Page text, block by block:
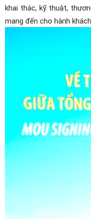
khai thác, kỹ thuật,
mang đến cho hành